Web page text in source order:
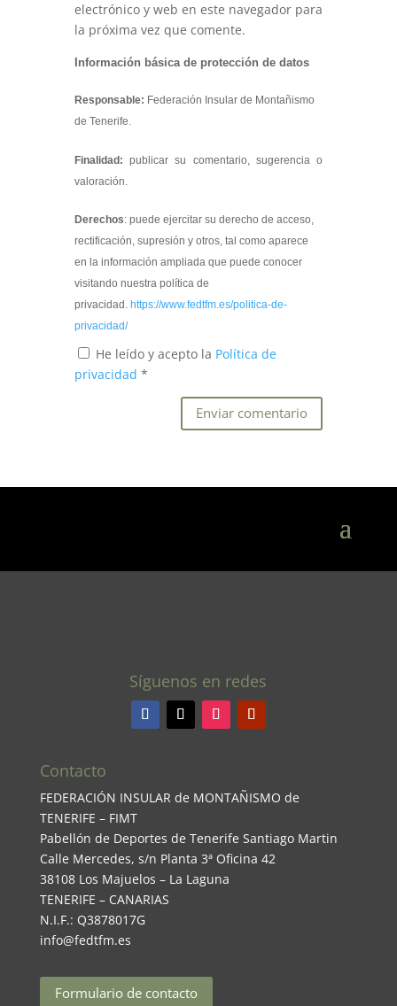
electrónico y web en este navegador para
la próxima vez que comente.
Información básica de protección de datos
Responsable: Federación Insular de Montañismo
de Tenerife.
Finalidad: publicar su comentario, sugerencia o
valoración.
Derechos: puede ejercitar su derecho de acceso,
rectificación, supresión y otros, tal como aparece
en la información ampliada que puede conocer
visitando nuestra política de
privacidad. https://www.fedtfm.es/politica-de-
privacidad/
He leído y acepto la Política de
privacidad *
Síguenos en redes
Contacto
FEDERACIÓN INSULAR de MONTAÑISMO de
TENERIFE – FIMT
Pabellón de Deportes de Tenerife Santiago Martin
Calle Mercedes, s/n Planta 3ª Oficina 42
38108 Los Majuelos – La Laguna
TENERIFE – CANARIAS
N.I.F.: Q3878017G
info@fedtfm.es
Formulario de contacto